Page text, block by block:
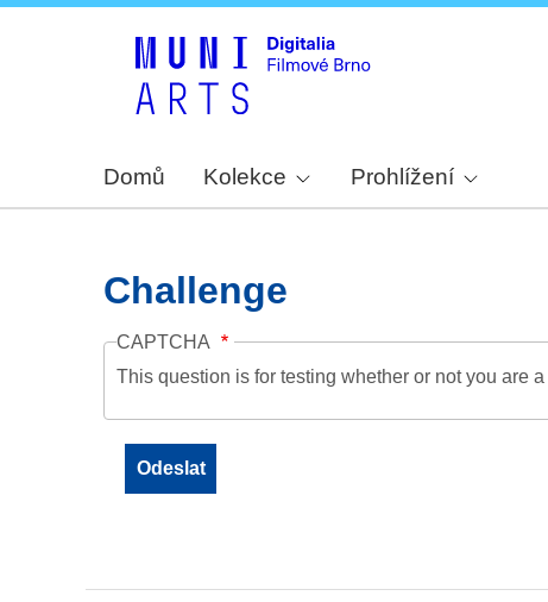
Domů Kolekce Prohlížení
Challenge
CAPTCHA
This question is for testing whether or not you are